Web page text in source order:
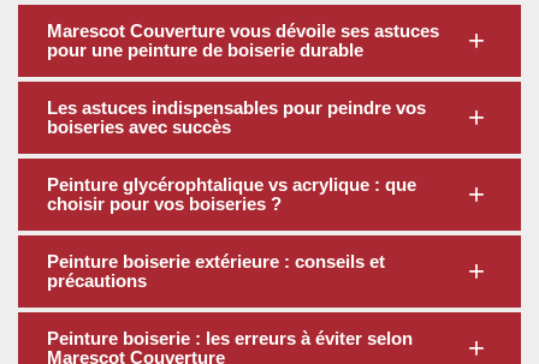
Marescot Couverture vous dévoile ses astuces
pour une peinture de boiserie durable
Les astuces indispensables pour peindre vos
boiseries avec succès
Peinture glycérophtalique vs acrylique : que
choisir pour vos boiseries ?
Peinture boiserie extérieure : conseils et
précautions
Peinture boiserie : les erreurs à éviter selon
Marescot Couverture